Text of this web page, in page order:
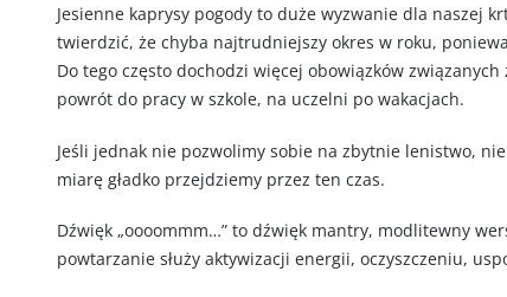
Jesienne kaprysy pogody to duże wyzwanie dla naszej
twierdzić, że chyba najtrudniejszy okres w roku,
Do tego często dochodzi więcej obowiązków
powrót do pracy w szkole, na uczelni po wakacjach.
Jeśli jednak nie pozwolimy sobie na zbytnie lenistwo,
miarę gładko przejdziemy przez ten czas.
Dźwięk „oooommm…” to dźwięk mantry, modlitewny
powtarzanie służy aktywizacji energii, oczyszczeniu,